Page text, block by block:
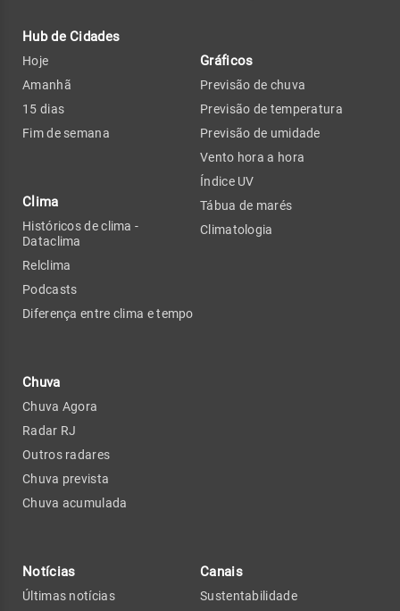
Hub de Cidades
Hoje
Amanhã
15 dias
Fim de semana
Clima
Históricos de clima -
Dataclima
Relclima
Podcasts
Diferença entre clima e tempo
Chuva
Chuva Agora
Radar RJ
Outros radares
Chuva prevista
Chuva acumulada
Gráficos
Previsão de chuva
Previsão de temperatura
Previsão de umidade
Vento hora a hora
Índice UV
Tábua de marés
Climatologia
Notícias
Últimas notícias
Canais
Sustentabilidade